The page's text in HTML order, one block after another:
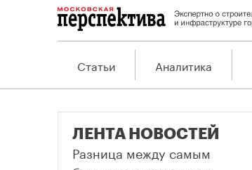
Статьи Аналитика
ЛЕНТА НОВОСТЕЙ
Разница между самым